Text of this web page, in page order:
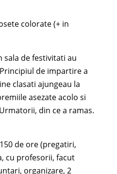
colorate (+ in
sala de festivitati au
de impartire a
clasati ajungeau la
asezate acolo si
din ce a ramas.
de ore (pregatiri,
cu profesorii, facut
organizare, 2